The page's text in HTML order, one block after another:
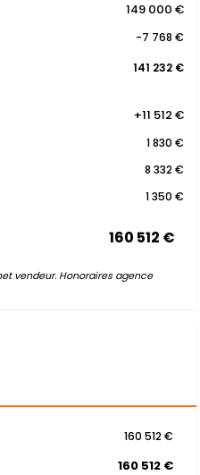
149 000 €
-7 768 €
141 232 €
+11 512 €
1 830 €
8 332 €
1 350 €
160 512 €
vendeur. Honoraires agence
160 512 €
160 512 €